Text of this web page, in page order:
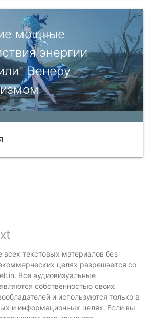
мощные
энергии
Венеру
всех текстовых материалов без
целях разрешается со
. Все аудиовизуальные
собственностью своих
и используются только в
и информационных целях. Если вы